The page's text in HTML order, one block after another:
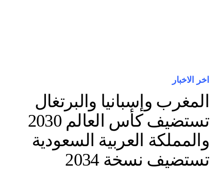
اخر الاخبار
المغرب وإسبانيا والبرتغال
تستضيف كأس العالم 2030
والمملكة العربية السعودية
تستضيف نسخة 2034